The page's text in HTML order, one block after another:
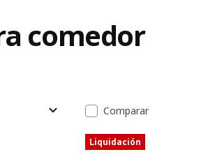
comedor
Lista de
Comparar
Liquidación